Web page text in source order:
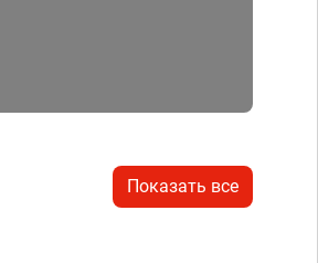
Показать все